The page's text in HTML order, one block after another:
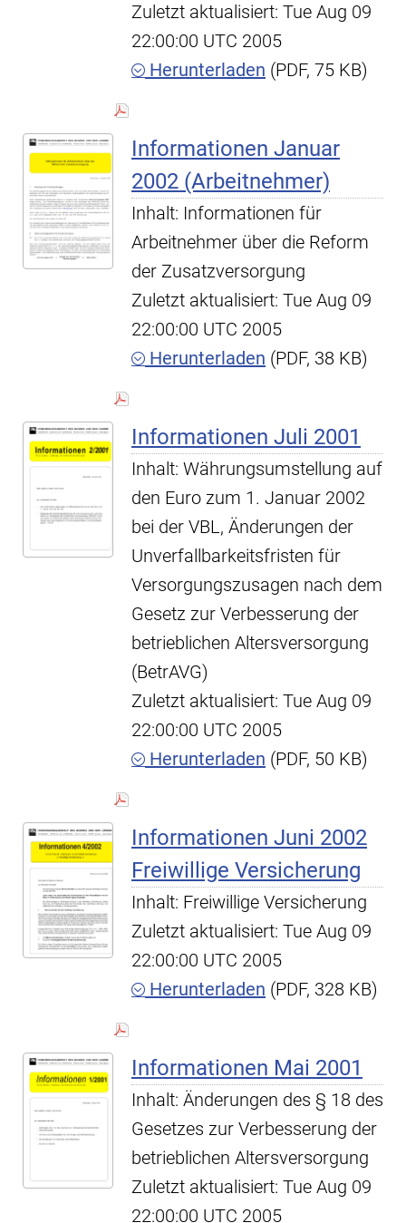
Zuletzt aktualisiert: Tue Aug 09
22:00:00 UTC 2005
Herunterladen (PDF, 75 KB)
Informationen Januar
2002 (Arbeitnehmer)
Inhalt: Informationen für
Arbeitnehmer über die Reform
der Zusatzversorgung
Zuletzt aktualisiert: Tue Aug 09
22:00:00 UTC 2005
Herunterladen (PDF, 38 KB)
Informationen Juli 2001
Inhalt: Währungsumstellung auf
den Euro zum 1. Januar 2002
bei der VBL, Änderungen der
Unverfallbarkeitsfristen für
Versorgungszusagen nach dem
Gesetz zur Verbesserung der
betrieblichen Altersversorgung
(BetrAVG)
Zuletzt aktualisiert: Tue Aug 09
22:00:00 UTC 2005
Herunterladen (PDF, 50 KB)
Informationen Juni 2002
Freiwillige Versicherung
Inhalt: Freiwillige Versicherung
Zuletzt aktualisiert: Tue Aug 09
22:00:00 UTC 2005
Herunterladen (PDF, 328 KB)
Informationen Mai 2001
Inhalt: Änderungen des § 18 des
Gesetzes zur Verbesserung der
betrieblichen Altersversorgung
Zuletzt aktualisiert: Tue Aug 09
22:00:00 UTC 2005